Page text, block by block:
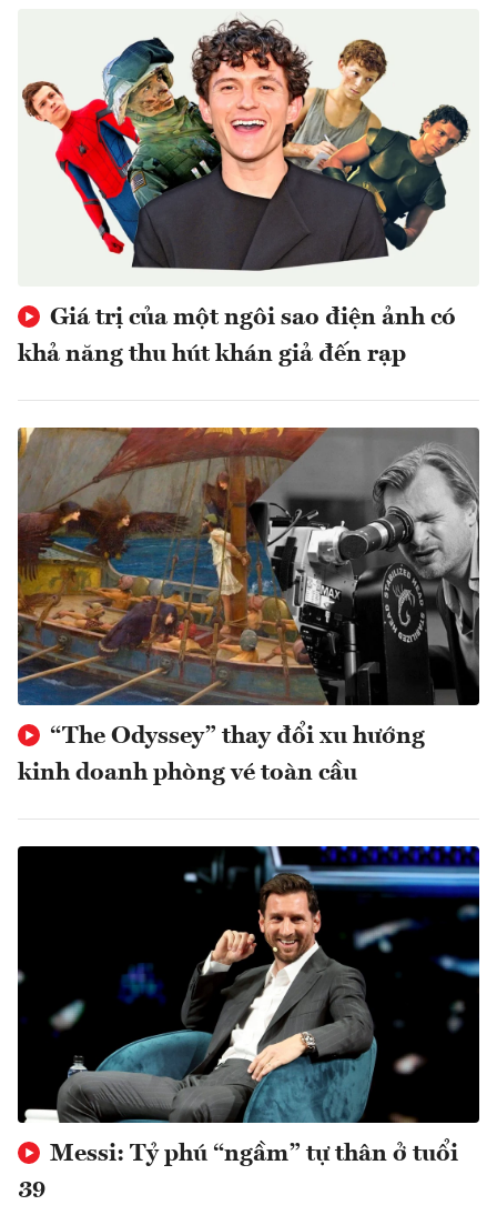
Giá trị của một ngôi sao điện ảnh có
khả năng thu hút khán giả đến rạp
“The Odyssey” thay đổi xu hướng
kinh doanh phòng vé toàn cầu
Messi: Tỷ phú “ngầm” tự thân ở tuổi
39